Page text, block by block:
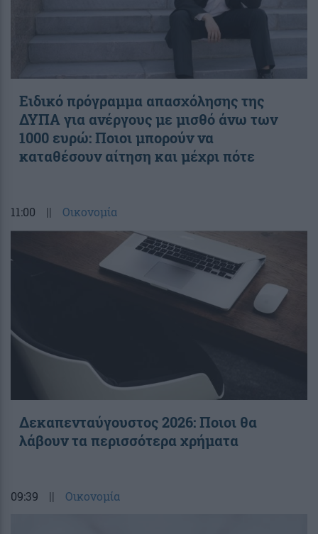
Ειδικό πρόγραμμα απασχόλησης της
ΔΥΠΑ για ανέργους με μισθό άνω των
1000 ευρώ: Ποιοι μπορούν να
καταθέσουν αίτηση και μέχρι πότε
11:00 || Οικονομία
Δεκαπενταύγουστος 2026: Ποιοι θα
λάβουν τα περισσότερα χρήματα
09:39 || Οικονομία